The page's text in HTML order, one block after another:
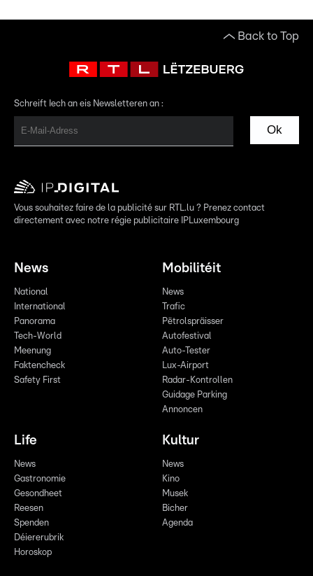
Back to Top
Schreift Iech an eis Newsletteren an :
Ok
Vous souhaitez faire de la publicité sur RTL.lu ? Prenez contact
directement avec notre régie publicitaire IPLuxembourg
News
National
International
Panorama
Tech-World
Meenung
Faktencheck
Safety First
Mobilitéit
News
Trafic
Pëtrolspräisser
Autofestival
Auto-Tester
Lux-Airport
Radar-Kontrollen
Guidage Parking
Annoncen
Life
News
Gastronomie
Gesondheet
Reesen
Spenden
Déiererubrik
Horoskop
Kultur
News
Kino
Musek
Bicher
Agenda